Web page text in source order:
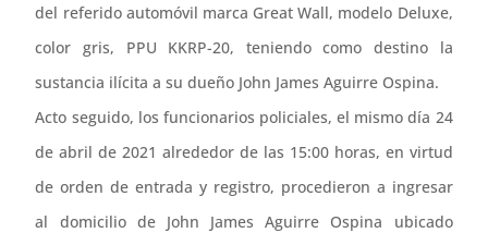
del referido automóvil marca Great Wall, modelo Deluxe,
color gris, PPU KKRP-20, teniendo como destino la
sustancia ilícita a su dueño John James Aguirre Ospina.
Acto seguido, los funcionarios policiales, el mismo día 24
de abril de 2021 alrededor de las 15:00 horas, en virtud
de orden de entrada y registro, procedieron a ingresar
al domicilio de John James Aguirre Ospina ubicado